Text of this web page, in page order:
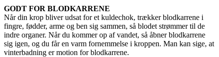
GODT FOR BLODKARRENE
Når din krop bliver udsat for et kuldechok, trækker blodkarrene i
fingre, fødder, arme og ben sig sammen, så blodet strømmer til de
indre organer. Når du kommer op af vandet, så åbner blodkarrene
sig igen, og du får en varm fornemmelse i kroppen. Man kan sige, at
vinterbadning er motion for blodkarrene.